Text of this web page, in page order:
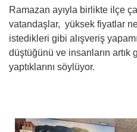
Ramazan ayıyla birlikte ilçe
vatandaşlar, yüksek fiyatlar
istedikleri gibi alışveriş
düştüğünü ve insanların artık
yaptıklarını söylüyor.